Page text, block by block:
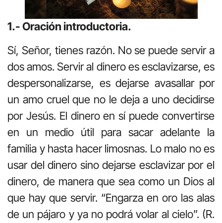
1.- Oración introductoria.
Sí, Señor, tienes razón. No se puede servir a
dos amos. Servir al dinero es esclavizarse, es
despersonalizarse, es dejarse avasallar por
un amo cruel que no le deja a uno decidirse
por Jesús. El dinero en sí puede convertirse
en un medio útil para sacar adelante la
familia y hasta hacer limosnas. Lo malo no es
usar del dinero sino dejarse esclavizar por el
dinero, de manera que sea como un Dios al
que hay que servir. “Engarza en oro las alas
de un pájaro y ya no podrá volar al cielo”. (R.